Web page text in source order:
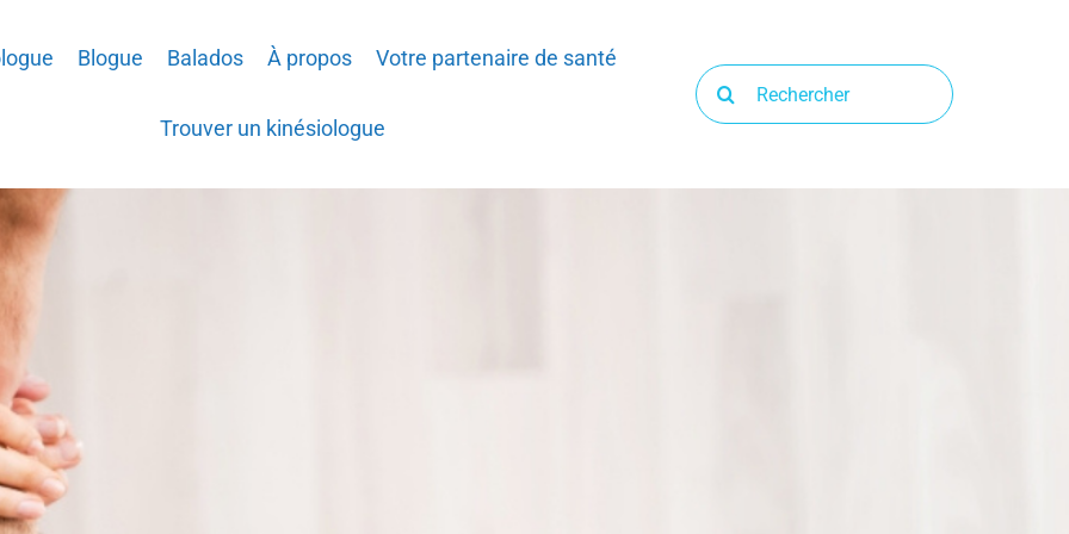
Blogue Balados À propos Votre partenaire de santé
Trouver un kinésiologue
Recherche
sur